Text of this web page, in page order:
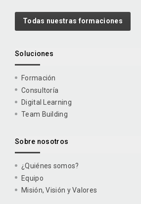
Todas nuestras formaciones
Soluciones
Formación
Consultoría
Digital Learning
Team Building
Sobre nosotros
¿Quiénes somos?
Equipo
Misión, Visión y Valores